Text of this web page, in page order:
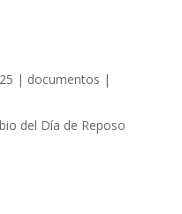
| documentos |
del Día de Reposo